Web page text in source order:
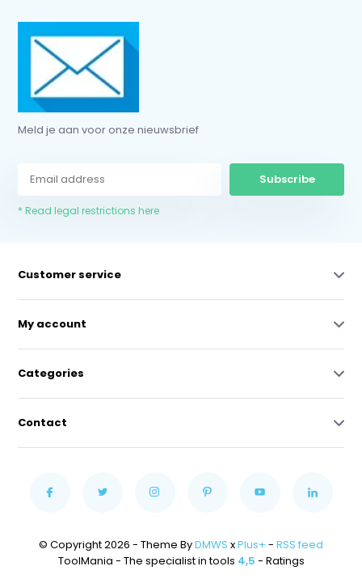
Meld je aan voor onze nieuwsbrief
Subscribe
* Read legal restrictions here
Customer service
My account
Categories
Contact
© Copyright 2026 - Theme ByDMWS xPlus+ - RSS feed
ToolMania - The specialist in tools 4,5 - Ratings